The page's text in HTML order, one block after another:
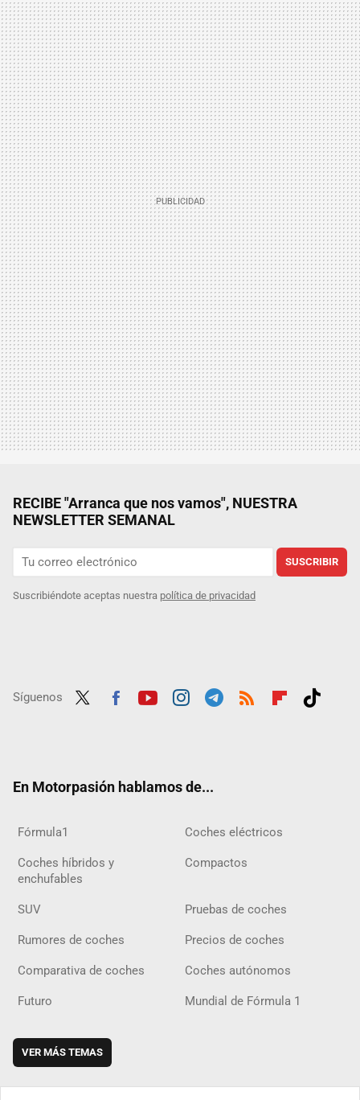
RECIBE "Arranca que nos vamos", NUESTRA
NEWSLETTER SEMANAL
SUSCRIBIR
Suscribiéndote aceptas nuestra política de privacidad
Síguenos
En Motorpasión hablamos de...
Fórmula1 Coches eléctricos
Coches híbridos y
enchufables
Compactos
SUV Pruebas de coches
Rumores de coches Precios de coches
Comparativa de coches Coches autónomos
Futuro Mundial de Fórmula 1
VER MÁS TEMAS